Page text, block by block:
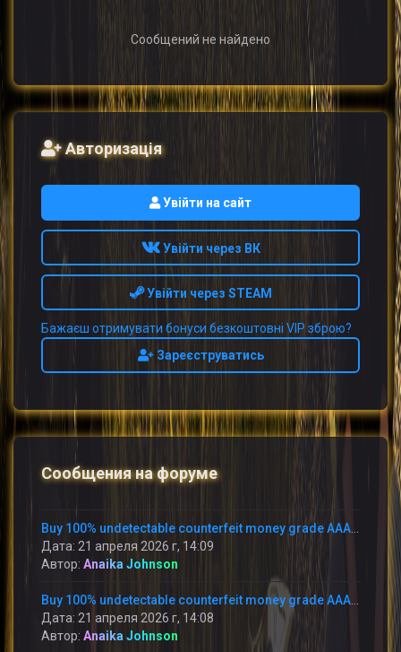
Сообщений не найдено
Авторизація
Увійти на сайт
Увійти через ВК
Увійти через STEAM
Бажаєш отримувати бонуси безкоштовні VIP зброю?
Зареєструватись
Сообщения на форуме
Дата: 21 апреля 2026 г, 14:09
Автор: Anaika Johnson
Дата: 21 апреля 2026 г, 14:08
Автор: Anaika Johnson